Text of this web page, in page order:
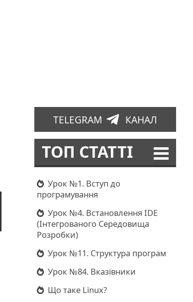
TELEGRAM КАНАЛ
ТОП СТАТТІ
Урок №1. Вступ до
програмування
Урок №4. Встановлення IDE
(Інтегрованого Середовища
Розробки)
Урок №11. Структура програм
Урок №84. Вказівники
Що таке Linux?